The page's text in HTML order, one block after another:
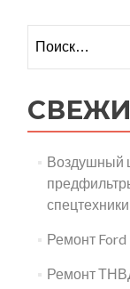
Воздушный
спецтехники
Ремонт Ford
Ремонт